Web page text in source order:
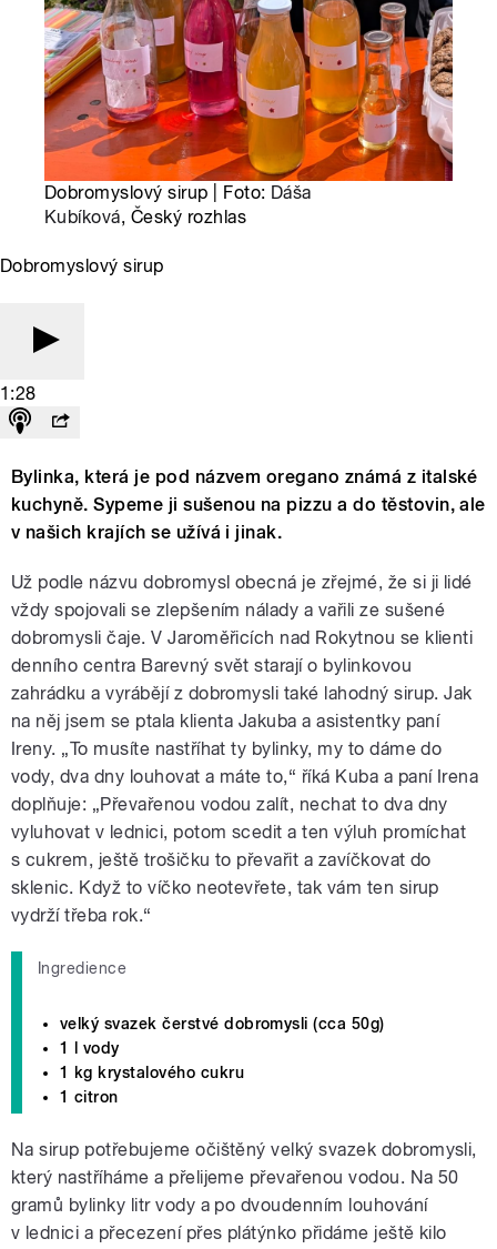
Dobromyslový sirup | Foto: Dáša
Kubíková, Český rozhlas
Dobromyslový sirup
1:28
Bylinka, která je pod názvem oregano známá z italské
kuchyně. Sypeme ji sušenou na pizzu a do těstovin, ale
v našich krajích se užívá i jinak.
Už podle názvu dobromysl obecná je zřejmé, že si ji lidé
vždy spojovali se zlepšením nálady a vařili ze sušené
dobromysli čaje. V Jaroměřicích nad Rokytnou se klienti
denního centra Barevný svět starají o bylinkovou
zahrádku a vyrábějí z dobromysli také lahodný sirup. Jak
na něj jsem se ptala klienta Jakuba a asistentky paní
Ireny. „To musíte nastříhat ty bylinky, my to dáme do
vody, dva dny louhovat a máte to,“ říká Kuba a paní Irena
doplňuje: „Převařenou vodou zalít, nechat to dva dny
vyluhovat v lednici, potom scedit a ten výluh promíchat
s cukrem, ještě trošičku to převařit a zavíčkovat do
sklenic. Když to víčko neotevřete, tak vám ten sirup
vydrží třeba rok.“
Ingredience
velký svazek čerstvé dobromysli (cca 50g)
1 l vody
1 kg krystalového cukru
1 citron
Na sirup potřebujeme očištěný velký svazek dobromysli,
který nastříháme a přelijeme převařenou vodou. Na 50
gramů bylinky litr vody a po dvoudenním louhování
v lednici a přecezení přes plátýnko přidáme ještě kilo